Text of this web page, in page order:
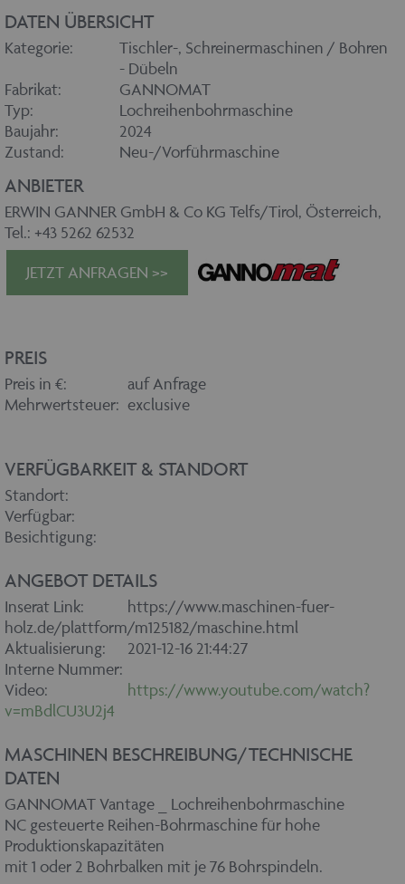
DATEN ÜBERSICHT
Kategorie:
Tischler-, Schreinermaschinen / Bohren
- Dübeln
Fabrikat:
GANNOMAT
Typ:
Lochreihenbohrmaschine
Baujahr:
2024
Zustand:
Neu-/Vorführmaschine
ANBIETER
ERWIN GANNER GmbH & Co KG Telfs/Tirol, Österreich,
Tel.: +43 5262 62532
JETZT ANFRAGEN >>
PREIS
Preis in €:
auf Anfrage
Mehrwertsteuer: exclusive
VERFÜGBARKEIT & STANDORT
Standort:
Verfügbar:
Besichtigung:
ANGEBOT DETAILS
Inserat Link:
https://www.maschinen-fuer-
holz.de/plattform/m125182/maschine.html
Aktualisierung:
2021-12-16 21:44:27
Interne Nummer:
Video:
https://www.youtube.com/watch?
v=mBdlCU3U2j4
MASCHINEN BESCHREIBUNG/TECHNISCHE
DATEN
GANNOMAT Vantage _ Lochreihenbohrmaschine
NC gesteuerte Reihen-Bohrmaschine für hohe
Produktionskapazitäten
mit 1 oder 2 Bohrbalken mit je 76 Bohrspindeln.